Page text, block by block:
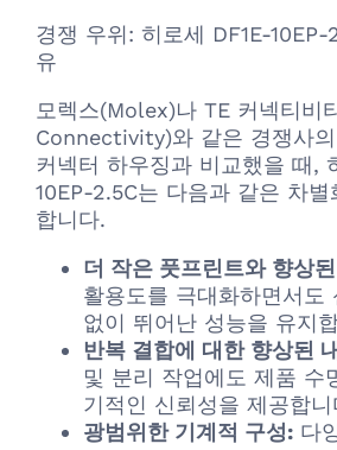
경쟁 우위: 히로세 DF1E-10EP-
유
모렉스(Molex)나 TE 커넥티비
Connectivity)와 같은 경쟁사
커넥터 하우징과 비교했을 때,
10EP-2.5C는 다음과 같은 차
합니다.
더 작은 풋프린트와 향상
활용도를 극대화하면서도
없이 뛰어난 성능을 유지
반복 결합에 대한 향상된
및 분리 작업에도 제품 수
기적인 신뢰성을 제공합니
광범위한 기계적 구성: 다